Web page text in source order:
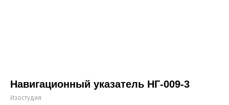
Навигационный указатель НГ-009-3
Изостудия